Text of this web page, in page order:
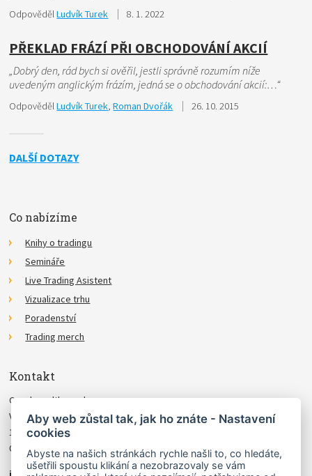
OdpovědělLudvík Turek 8. 1. 2022
PŘEKLAD FRÁZÍ PŘI OBCHODOVÁNÍ AKCIÍ
„Dobrý den, rád bych si ověřil, jestli správně rozumím níže
uvedeným anglickým frázím, jedná se o obchodování akcií:…“
OdpovědělLudvík Turek,Roman Dvořák 26. 10. 2015
DALŠÍ DOTAZY
Co nabízíme
Knihy o tradingu
Semináře
Live Trading Asistent
Vizualizace trhu
Poradenství
Trading merch
Kontakt
Czechwealth, spol. s r.o.
Višňová 4
140 00 Praha 4
Česká Republika
Aby web zůstal tak, jak ho znáte - Nastavení
cookies
Abyste na našich stránkách rychle našli to, co hledáte,
ušetřili spoustu klikání a nezobrazovaly se vám